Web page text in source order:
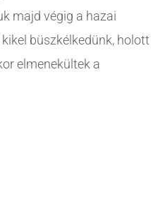
majd végig a hazai
büszkélkedünk, holott
elmenekültek a